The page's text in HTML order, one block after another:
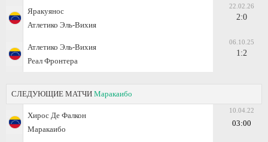
Яракуянос
Атлетико Эль-Вихия
22.02.26
2:0
Атлетико Эль-Вихия
Реал Фронтера
06.10.25
1:2
СЛЕДУЮЩИЕ МАТЧИ Маракаибо
Хирос Де Фалкон
Маракаибо
10.04.22
03:00